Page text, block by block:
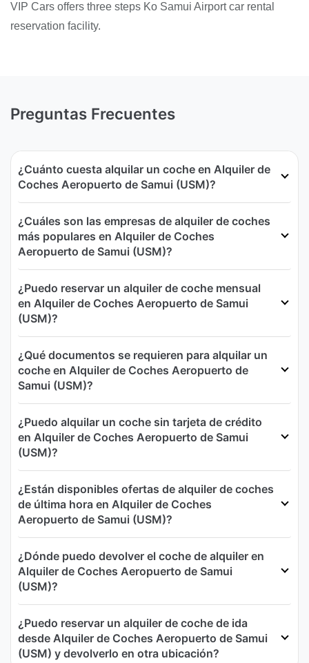
VIP Cars offers three steps Ko Samui Airport car rental
reservation facility.
Preguntas Frecuentes
¿Cuánto cuesta alquilar un coche en Alquiler de
Coches Aeropuerto de Samui (USM)?
¿Cuáles son las empresas de alquiler de coches
más populares en Alquiler de Coches
Aeropuerto de Samui (USM)?
¿Puedo reservar un alquiler de coche mensual
en Alquiler de Coches Aeropuerto de Samui
(USM)?
¿Qué documentos se requieren para alquilar un
coche en Alquiler de Coches Aeropuerto de
Samui (USM)?
¿Puedo alquilar un coche sin tarjeta de crédito
en Alquiler de Coches Aeropuerto de Samui
(USM)?
¿Están disponibles ofertas de alquiler de coches
de última hora en Alquiler de Coches
Aeropuerto de Samui (USM)?
¿Dónde puedo devolver el coche de alquiler en
Alquiler de Coches Aeropuerto de Samui
(USM)?
¿Puedo reservar un alquiler de coche de ida
desde Alquiler de Coches Aeropuerto de Samui
(USM) y devolverlo en otra ubicación?